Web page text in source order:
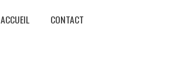
ACCUEIL CONTACT